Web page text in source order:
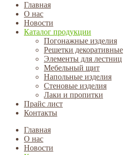
Главная
О нас
Новости
Каталог продукции
Погонажные изделия
Решетки декоративные
Элементы для лестниц
Мебельный щит
Напольные изделия
Стеновые изделия
Лаки и пропитки
Прайс лист
Контакты
Главная
О нас
Новости